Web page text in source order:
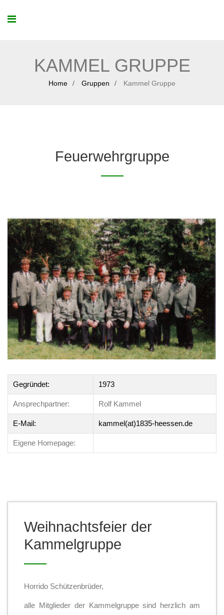
KAMMEL GRUPPE
Home Gruppen Kammel Gruppe
Feuerwehrgruppe
Gegründet: 1973
Ansprechpartner: Rolf Kammel
E-Mail: kammel(at)1835-heessen.de
Eigene Homepage:
Weihnachtsfeier der
Kammelgruppe
Horrido Schützenbrüder,
alle Mitglieder der Kammelgruppe sind herzlich am